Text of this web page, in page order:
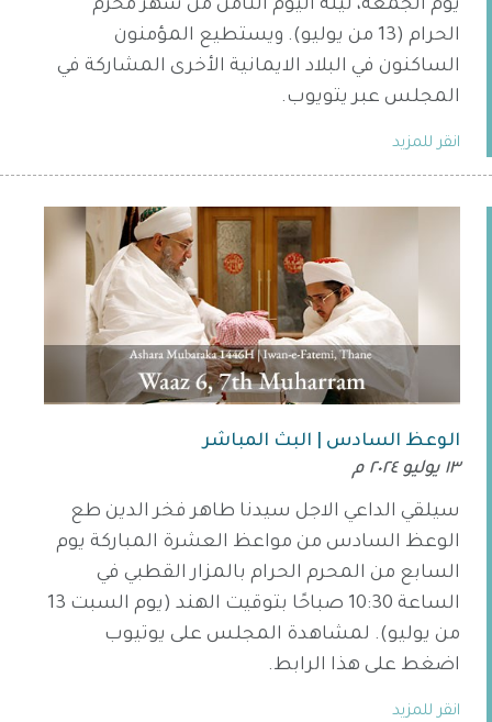
يوم الجمعة، ليلة اليوم الثامن من شهر محرم
الحرام (13 من يوليو). ويستطيع المؤمنون
الساكنون في البلاد الايمانية الأخرى المشاركة في
المجلس عبر يتويوب.
انقر للمزيد
الوعظ السادس | البث المباشر
١٣ يوليو ٢٠٢٤ م
سيلقي الداعي الاجل سيدنا طاهر فخر الدين طع
الوعظ السادس من مواعظ العشرة المباركة يوم
السابع من المحرم الحرام بالمزار القطبي في
الساعة 10:30 صباحًا بتوقيت الهند (يوم السبت 13
من يوليو). لمشاهدة المجلس على يوتيوب
اضغط على هذا الرابط.
انقر للمزيد